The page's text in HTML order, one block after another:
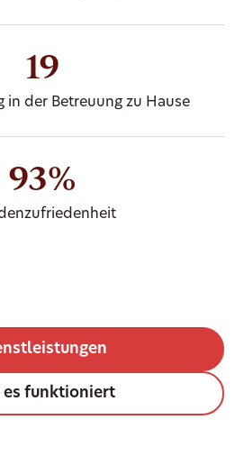
19
in der Betreuung zu Hause
93%
es funktioniert